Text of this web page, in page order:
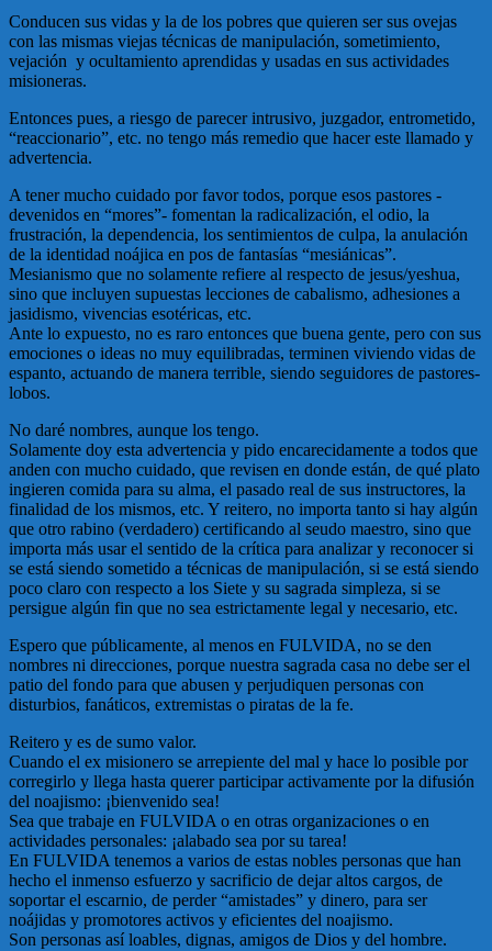
Conducen sus vidas y la de los pobres que quieren ser sus ovejas
con las mismas viejas técnicas de manipulación, sometimiento,
vejación y ocultamiento aprendidas y usadas en sus actividades
misioneras.
Entonces pues, a riesgo de parecer intrusivo, juzgador, entrometido,
“reaccionario”, etc. no tengo más remedio que hacer este llamado y
advertencia.
A tener mucho cuidado por favor todos, porque esos pastores -
devenidos en “mores”- fomentan la radicalización, el odio, la
frustración, la dependencia, los sentimientos de culpa, la anulación
de la identidad noájica en pos de fantasías “mesiánicas”.
Mesianismo que no solamente refiere al respecto de jesus/yeshua,
sino que incluyen supuestas lecciones de cabalismo, adhesiones a
jasidismo, vivencias esotéricas, etc.
Ante lo expuesto, no es raro entonces que buena gente, pero con sus
emociones o ideas no muy equilibradas, terminen viviendo vidas de
espanto, actuando de manera terrible, siendo seguidores de pastores-
lobos.
No daré nombres, aunque los tengo.
Solamente doy esta advertencia y pido encarecidamente a todos que
anden con mucho cuidado, que revisen en donde están, de qué plato
ingieren comida para su alma, el pasado real de sus instructores, la
finalidad de los mismos, etc. Y reitero, no importa tanto si hay algún
que otro rabino (verdadero) certificando al seudo maestro, sino que
importa más usar el sentido de la crítica para analizar y reconocer si
se está siendo sometido a técnicas de manipulación, si se está siendo
poco claro con respecto a los Siete y su sagrada simpleza, si se
persigue algún fin que no sea estrictamente legal y necesario, etc.
Espero que públicamente, al menos en FULVIDA, no se den
nombres ni direcciones, porque nuestra sagrada casa no debe ser el
patio del fondo para que abusen y perjudiquen personas con
disturbios, fanáticos, extremistas o piratas de la fe.
Reitero y es de sumo valor.
Cuando el ex misionero se arrepiente del mal y hace lo posible por
corregirlo y llega hasta querer participar activamente por la difusión
del noajismo: ¡bienvenido sea!
Sea que trabaje en FULVIDA o en otras organizaciones o en
actividades personales: ¡alabado sea por su tarea!
En FULVIDA tenemos a varios de estas nobles personas que han
hecho el inmenso esfuerzo y sacrificio de dejar altos cargos, de
soportar el escarnio, de perder “amistades” y dinero, para ser
noájidas y promotores activos y eficientes del noajismo.
Son personas así loables, dignas, amigos de Dios y del hombre.